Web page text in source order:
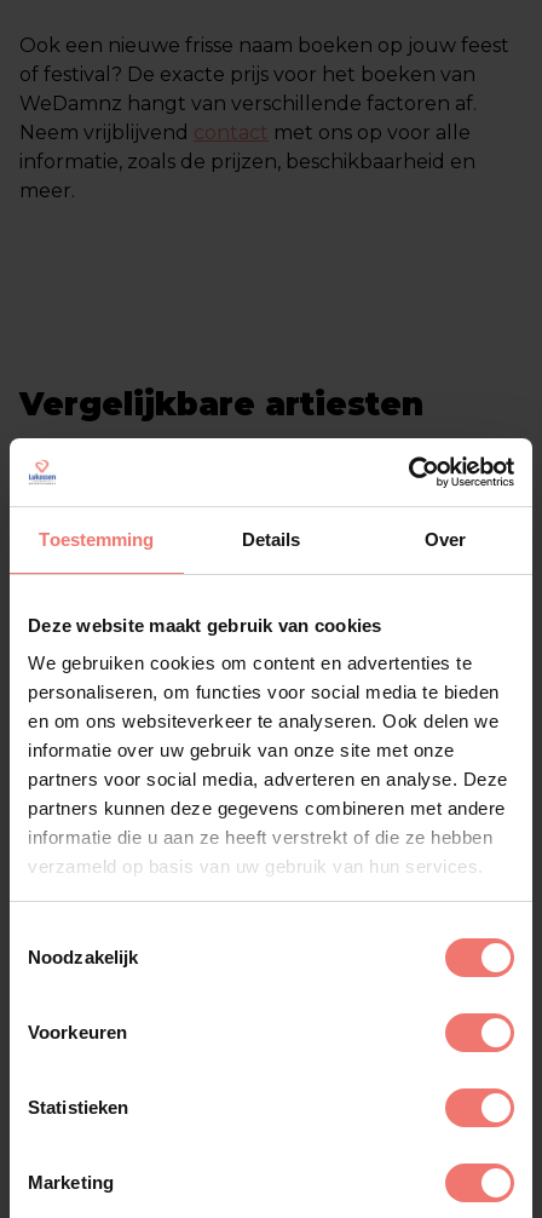
Toestemming Details Over
Deze website maakt gebruik van cookies
We gebruiken cookies om content en advertenties te
personaliseren, om functies voor social media te bieden
en om ons websiteverkeer te analyseren. Ook delen we
informatie over uw gebruik van onze site met onze
partners voor social media, adverteren en analyse. Deze
partners kunnen deze gegevens combineren met andere
informatie die u aan ze heeft verstrekt of die ze hebben
verzameld op basis van uw gebruik van hun services.
Noodzakelijk
Voorkeuren
Statistieken
Marketing
Ook een nieuwe frisse naam boeken op jouw feest
of festival? De exacte prijs voor het boeken van
WeDamnz hangt van verschillende factoren af.
Neem vrijblijvend contact met ons op voor alle
informatie, zoals de prijzen, beschikbaarheid en
meer.
Vergelijkbare artiesten
Alle artiesten
La Fuente
Lees meer